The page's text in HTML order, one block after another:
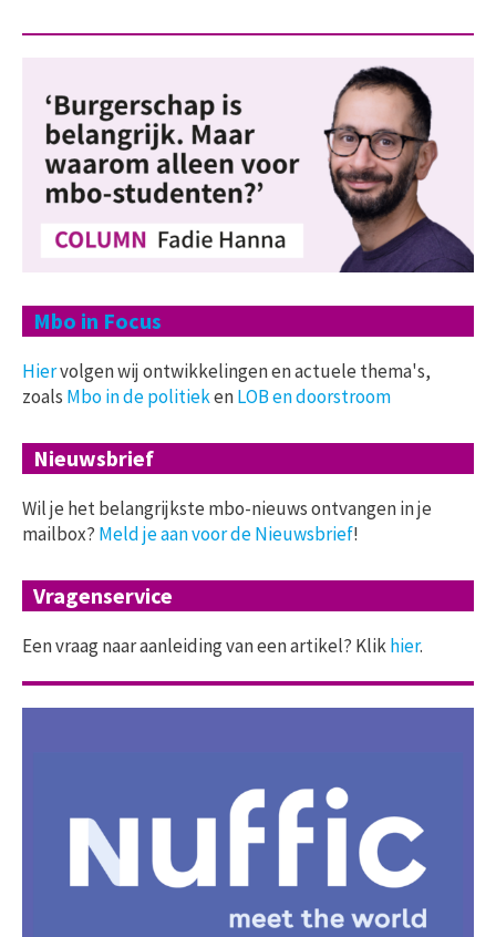
Mbo in Focus
Hiervolgen wij ontwikkelingen en actuele thema's,
zoals Mbo in de politiekenLOB en doorstroom
Nieuwsbrief
Wil je het belangrijkste mbo-nieuws ontvangen in je
mailbox? Meld je aan voor de Nieuwsbrief!
Vragenservice
Een vraag naar aanleiding van een artikel? Klikhier.